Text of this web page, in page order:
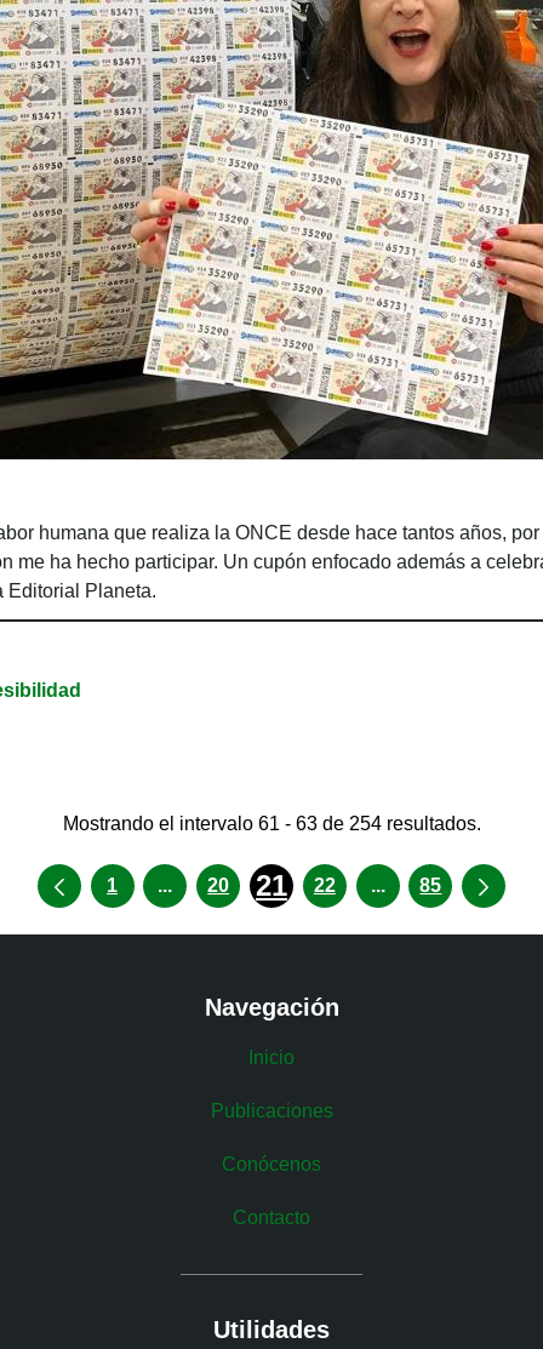
humana que realiza la ONCE desde hace tantos años,
me ha hecho participar. Un cupón enfocado además a
Editorial Planeta.
Mostrando el intervalo 61 - 63 de 254 resultados.
1 ... Páginas intermedias Use TAB para
20 21 22 ... Páginas
85
Navegación
Inicio
Publicaciones
Conócenos
Contacto
Utilidades